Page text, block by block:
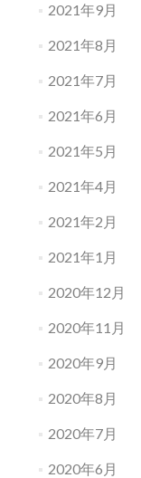
2021年9月
2021年8月
2021年7月
2021年6月
2021年5月
2021年4月
2021年2月
2021年1月
2020年12月
2020年11月
2020年9月
2020年8月
2020年7月
2020年6月